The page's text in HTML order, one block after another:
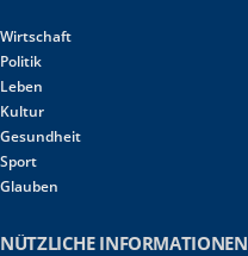
Wirtschaft
Politik
Leben
Kultur
Gesundheit
Sport
Glauben
NÜTZLICHE INFORMATIONEN